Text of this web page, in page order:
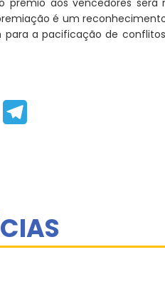
prêmio aos vencedores será
é um
a pacificação de
Email